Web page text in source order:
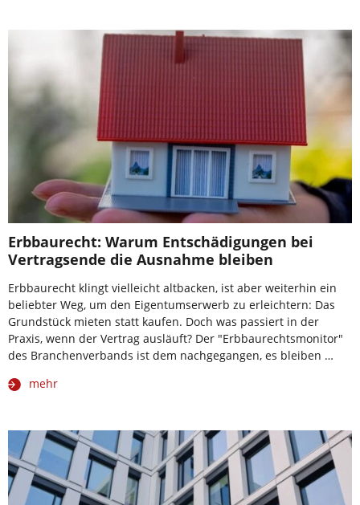
Erbbaurecht: Warum Entschädigungen bei
Vertragsende die Ausnahme bleiben
Erbbaurecht klingt vielleicht altbacken, ist aber weiterhin ein
beliebter Weg, um den Eigentumserwerb zu erleichtern: Das
Grundstück mieten statt kaufen. Doch was passiert in der
Praxis, wenn der Vertrag ausläuft? Der "Erbbaurechtsmonitor"
des Branchenverbands ist dem nachgegangen, es bleiben …
mehr